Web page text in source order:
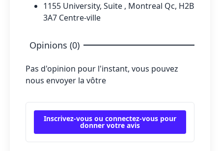
1155 University, Suite , Montreal Qc, H2B
3A7 Centre-ville
Opinions (0)
Pas d'opinion pour l'instant, vous pouvez
nous envoyer la vôtre
Inscrivez-vous ou connectez-vous pour
donner votre avis